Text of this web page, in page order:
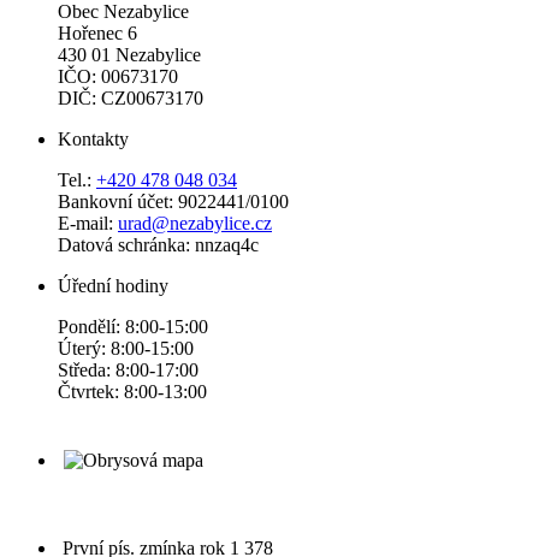
Obec Nezabylice
Hořenec 6
430 01 Nezabylice
IČO: 00673170
DIČ: CZ00673170
Kontakty
Tel.: +420 478 048 034
Bankovní účet: 9022441/0100
E-mail: urad@nezabylice.cz
Datová schránka: nnzaq4c
Úřední hodiny
Pondělí: 8:00-15:00
Úterý: 8:00-15:00
Středa: 8:00-17:00
Čtvrtek: 8:00-13:00
První pís. zmínka rok 1 378